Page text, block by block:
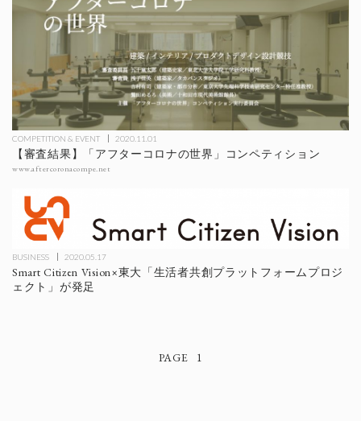
COMPETITION & EVENT 2020.11.01
【審査結果】「アフターコロナの世界」コンペティション
www.aftercoronacompe.net
BUSINESS 2020.05.17
Smart Citizen Vision×東大「生活者共創プラットフォームプロジ
ェクト」が発足
1